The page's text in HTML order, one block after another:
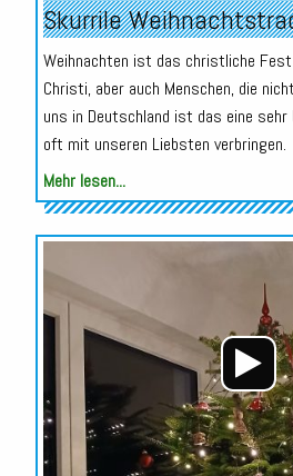
Skurrile
Weihnachten ist das christliche
Christi, aber auch Menschen, die
uns in Deutschland ist das eine
oft mit unseren Liebsten verbringen.
Mehr lesen...